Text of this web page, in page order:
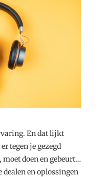
En dat lijkt
tegen je gezegd
doen en gebeurt…
en oplossingen